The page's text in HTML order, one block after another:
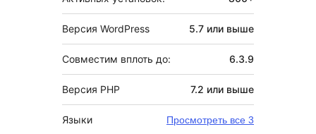
Версия WordPress 5.7 или выше
Совместим вплоть до: 6.3.9
Версия PHP 7.2 или выше
Языки Просмотреть все 3